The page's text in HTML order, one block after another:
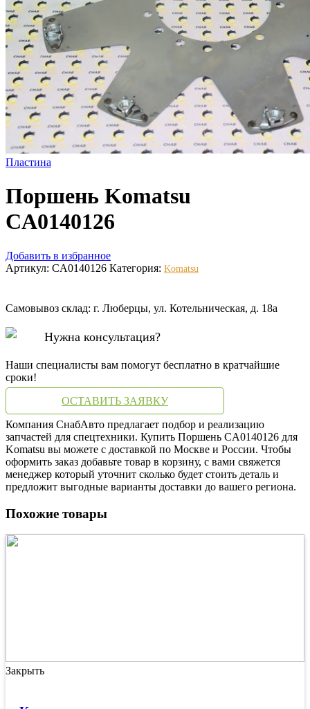
Пластина
Поршень Komatsu
CA0140126
Добавить в избранное
Артикул: CA0140126 Категория: Komatsu
Самовывоз склад: г. Люберцы, ул. Котельническая, д. 18а
Нужна консультация?
Наши специалисты вам помогут бесплатно в кратчайшие
сроки!
ОСТАВИТЬ ЗАЯВКУ
Компания СнабАвто предлагает подбор и реализацию
запчастей для спецтехники. Купить Поршень CA0140126 для
Komatsu вы можете с доставкой по Москве и России. Чтобы
оформить заказ добавьте товар в корзину, с вами свяжется
менеджер который уточнит сколько будет стоить деталь и
предложит выгодные варианты доставки до вашего региона.
Похожие товары
Закрыть